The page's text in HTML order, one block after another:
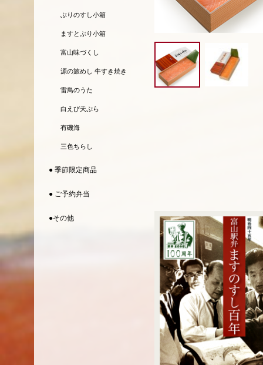
ぶりのすし小箱
ますとぶり小箱
富山味づくし
源の旅めし 牛すき焼き
雷鳥のうた
白えび天ぷら
有磯海
三色ちらし
● 季節限定商品
● ご予約弁当
●その他